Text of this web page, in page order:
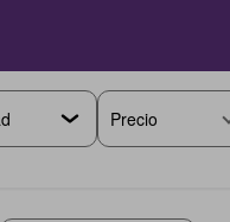
Precio